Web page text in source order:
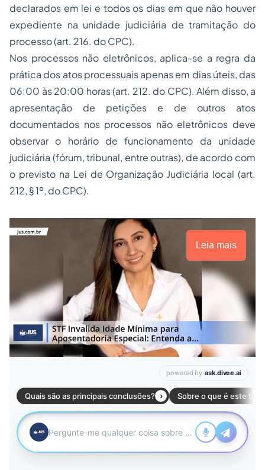
declarados em lei e todos os dias em que não houver
expediente na unidade judiciária de tramitação do
processo (art. 216. do CPC).
Nos processos não eletrônicos, aplica-se a regra da
prática dos atos processuais apenas em dias úteis, das
06:00 às 20:00 horas (art. 212. do CPC). Além disso, a
apresentação de petições e de outros atos
documentados nos processos não eletrônicos deve
observar o horário de funcionamento da unidade
judiciária (fórum, tribunal, entre outras), de acordo com
o previsto na Lei de Organização Judiciária local (art.
212, § 1º, do CPC).
Leia mais